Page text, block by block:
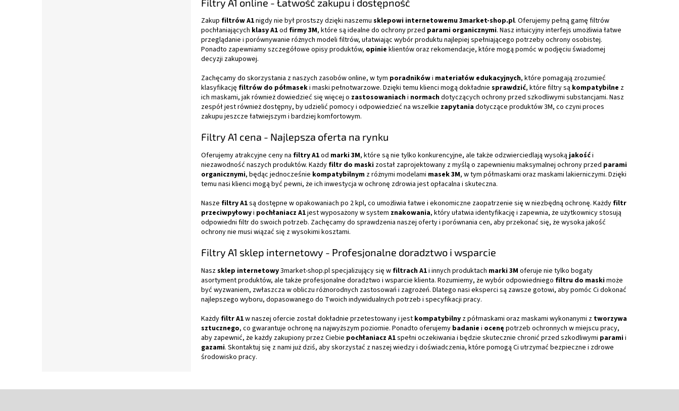
Zakup filtrów A1nigdy nie był prostszy dzięki naszemu sklepowi internetowemu 3market-shop.pl. Oferujemy pełną gamę filtrów
pochłaniających klasy A1od firmy 3M, które są idealne do ochrony przed parami organicznymi. Nasz intuicyjny interfejs umożliwia łatwe
przeglądanie i porównywanie różnych modeli filtrów, ułatwiając wybór produktu najlepiej spełniającego potrzeby ochrony osobistej.
Ponadto zapewniamy szczegółowe opisy produktów, opinie klientów oraz rekomendacje, które mogą pomóc w podjęciu świadomej
decyzji zakupowej.
Zachęcamy do skorzystania z naszych zasobów online, w tym poradnikówi materiałów edukacyjnych, które pomagają zrozumieć
klasyfikację filtrów do półmaseki maski pełnotwarzowe. Dzięki temu klienci mogą dokładnie sprawdzić, które filtry są kompatybilne z
ich maskami, jak również dowiedzieć się więcej o zastosowaniachi normachdotyczących ochrony przed szkodliwymi substancjami. Nasz
zespół jest również dostępny, by udzielić pomocy i odpowiedzieć na wszelkie zapytaniadotyczące produktów 3M, co czyni proces
zakupu jeszcze łatwiejszym i bardziej komfortowym.
Filtry A1 cena - Najlepsza oferta na rynku
Oferujemy atrakcyjne ceny na filtry A1od marki 3M, które są nie tylko konkurencyjne, ale także odzwierciedlają wysoką jakośći
niezawodność naszych produktów. Każdy filtr do maski został zaprojektowany z myślą o zapewnieniu maksymalnej ochrony przed parami
organicznymi, będąc jednocześnie kompatybilnym z różnymi modelami masek 3M, w tym półmaskami oraz maskami lakierniczymi. Dzięki
temu nasi klienci mogą być pewni, że ich inwestycja w ochronę zdrowia jest opłacalna i skuteczna.
Nasze filtry A1są dostępne w opakowaniach po 2 kpl, co umożliwia łatwe i ekonomiczne zaopatrzenie się w niezbędną ochronę. Każdy filtr
przeciwpyłowyi pochłaniacz A1jest wyposażony w system znakowania, który ułatwia identyfikację i zapewnia, że użytkownicy stosują
odpowiedni filtr do swoich potrzeb. Zachęcamy do sprawdzenia naszej oferty i porównania cen, aby przekonać się, że wysoka jakość
ochrony nie musi wiązać się z wysokimi kosztami.
Filtry A1 sklep internetowy - Profesjonalne doradztwo i wsparcie
Naszsklep internetowy3market-shop.pl specjalizujący się w filtrach A1i innych produktach marki 3M oferuje nie tylko bogaty
asortyment produktów, ale także profesjonalne doradztwo i wsparcie klienta. Rozumiemy, że wybór odpowiedniego filtru do maskimoże
być wyzwaniem, zwłaszcza w obliczu różnorodnych zastosowań i zagrożeń. Dlatego nasi eksperci są zawsze gotowi, aby pomóc Ci dokonać
najlepszego wyboru, dopasowanego do Twoich indywidualnych potrzeb i specyfikacji pracy.
Każdy filtr A1w naszej ofercie został dokładnie przetestowany i jest kompatybilny z półmaskami oraz maskami wykonanymi z tworzywa
sztucznego, co gwarantuje ochronę na najwyższym poziomie. Ponadto oferujemy badanie i ocenę potrzeb ochronnych w miejscu pracy,
aby zapewnić, że każdy zakupiony przez Ciebie pochłaniacz A1spełni oczekiwania i będzie skutecznie chronić przed szkodliwymi paramii
gazami. Skontaktuj się z nami już dziś, aby skorzystać z naszej wiedzy i doświadczenia, które pomogą Ci utrzymać bezpieczne i zdrowe
środowisko pracy.